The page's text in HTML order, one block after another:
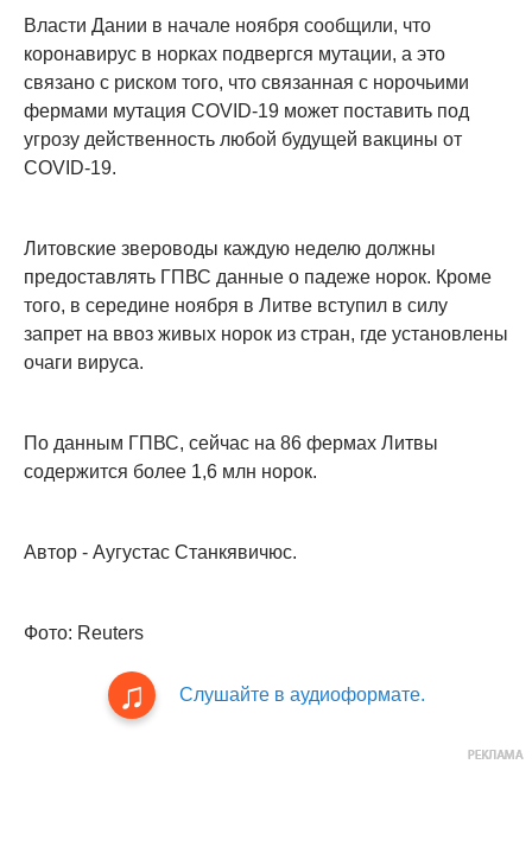
Власти Дании в начале ноября сообщили, что
коронавирус в норках подвергся мутации, а это
связано с риском того, что связанная с норочьими
фермами мутация COVID-19 может поставить под
угрозу действенность любой будущей вакцины от
COVID-19.
Литовские звероводы каждую неделю должны
предоставлять ГПВС данные о падеже норок. Кроме
того, в середине ноября в Литве вступил в силу
запрет на ввоз живых норок из стран, где установлены
очаги вируса.
По данным ГПВС, сейчас на 86 фермах Литвы
содержится более 1,6 млн норок.
Автор - Аугустас Станкявичюс.
Фото: Reuters
Слушайте в аудиоформате.